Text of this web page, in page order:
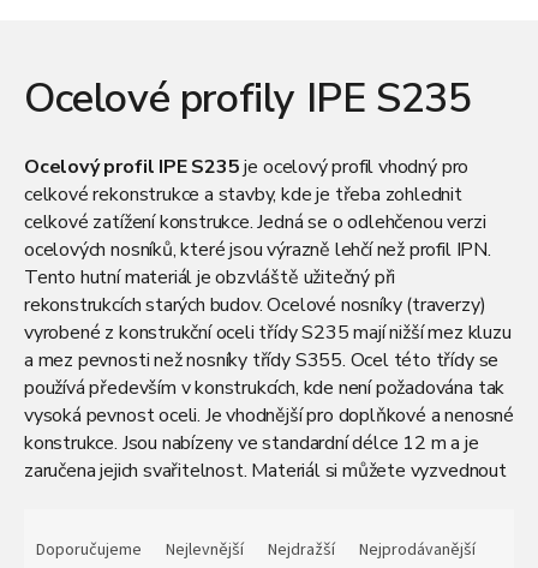
Ocelové profily IPE S235
Ocelový profil IPE S235je ocelový profil vhodný pro
celkové rekonstrukce a stavby, kde je třeba zohlednit
celkové zatížení konstrukce. Jedná se o odlehčenou verzi
ocelových nosníků, které jsou výrazně lehčí než profil IPN.
Tento hutní materiál je obzvláště užitečný při
rekonstrukcích starých budov. Ocelové nosníky (traverzy)
vyrobené z konstrukční oceli třídy S235 mají nižší mez kluzu
a mez pevnosti než nosníky třídy S355. Ocel této třídy se
používá především v konstrukcích, kde není požadována tak
vysoká pevnost oceli. Je vhodnější pro doplňkové a nenosné
konstrukce. Jsou nabízeny ve standardní délce 12 m a je
zaručena jejich svařitelnost. Materiál si můžete vyzvednout
materiálu pomocí hydraulické ruky, což výrazně usnadní
Doporučujeme Nejlevnější Nejdražší
Nejprodávanější